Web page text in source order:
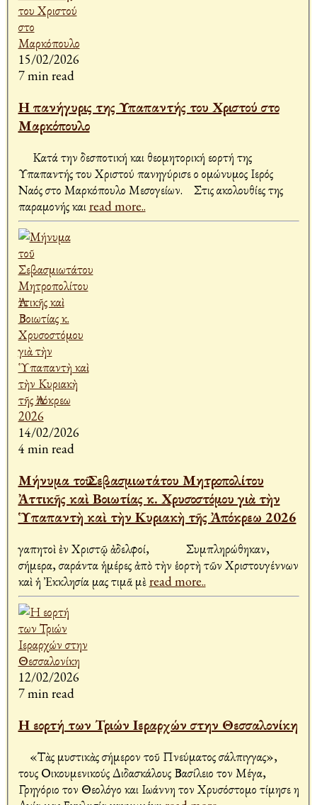
15/02/2026
7 min read
Η πανήγυρις της Υπαπαντής του Χριστού στο
Μαρκόπουλο
Κατά την δεσποτική και θεομητορική εορτή της
Υπαπαντής του Χριστού πανηγύρισε ο ομώνυμος Ιερός
Ναός στο Μαρκόπουλο Μεσογείων. Στις ακολουθίες της
παραμονής καιread more..
14/02/2026
4 min read
Μήνυμα τοῦ Σεβασμιωτάτου Μητροπολίτου
Ἀττικῆς καὶ Βοιωτίας κ. Χρυσοστόμου γιὰ τὴν
Ὑπαπαντὴ καὶ τὴν Κυριακὴ τῆς Ἀπόκρεω 2026
Ἀγαπητοὶ ἐν Χριστῷ ἀδελφοί, Συμπληρώθηκαν,
σήμερα, σαράντα ἡμέρες ἀπὸ τὴν ἑορτὴ τῶν Χριστουγέννων
καὶ ἡ Ἐκκλησία μας τιμᾶ μὲread more..
12/02/2026
7 min read
Η εορτή των Τριών Ιεραρχών στην Θεσσαλονίκη
«Τὰς μυστικὰς σήμερον τοῦ Πνεύματος σάλπιγγας»,
τους Οικουμενικούς Διδασκάλους Βασίλειο τον Μέγα,
Γρηγόριο τον Θεολόγο και Ιωάννη τον Χρυσόστομο τίμησε η